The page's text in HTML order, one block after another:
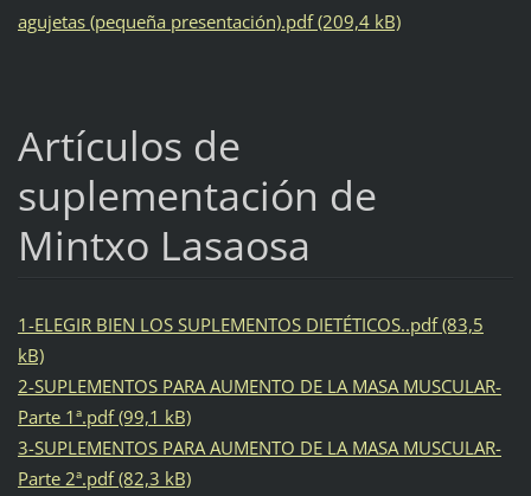
agujetas (pequeña presentación).pdf (209,4 kB)
Artículos de
suplementación de
Mintxo Lasaosa
1-ELEGIR BIEN LOS SUPLEMENTOS DIETÉTICOS..pdf (83,5
kB)
2-SUPLEMENTOS PARA AUMENTO DE LA MASA MUSCULAR-
Parte 1ª.pdf (99,1 kB)
3-SUPLEMENTOS PARA AUMENTO DE LA MASA MUSCULAR-
Parte 2ª.pdf (82,3 kB)